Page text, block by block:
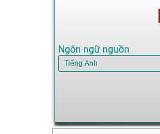
Ngôn ngữ nguồn